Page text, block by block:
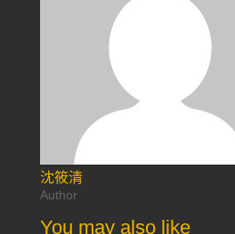
沈筱清
Author
You may also like